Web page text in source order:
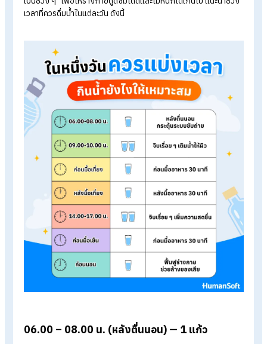
น้ำ 1.55-2.33 ลิตร
สำหรับวัยทำงานสามารถคำนวณปริมาณน้ำที่ควรดื่มต่อวันได้ง่าย ๆ
โดยใช้เพียงน้ำหนักตัวของเราเท่านั้น โดยสูตรคือน้ำหนักตัว
(กิโลกรัม) × 2.2 × 30 /÷ 2ผลลัพธ์ที่ได้จะเป็นปริมาณน้ำ (มิลลิลิ
ที่ร่างกายควรได้รับในหนึ่งวัน
ตัวอย่างเช่น
นางสาว A มีน้ำหนัก 50 กิโลกกรัม
คำนวณได้ดังนี้ 50 x 2.2 x 30/2 = 1,650 มิลลิลิตร หรือ 1.65 ลิต
ในหนึ่งวันควรแบ่งเวลากินน้ำยังไงให้
เหมาะสม?
การดื่มน้ำให้พอเหมาะในหนึ่งวัน ไม่ต้องซับซ้อน แต่ควร “ดื่มสม่ำเส
ดังนี้